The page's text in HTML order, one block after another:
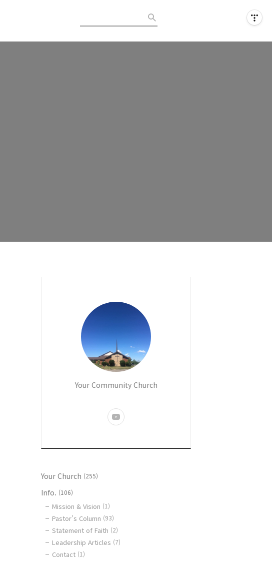
Your Community Church
Your Church (255)
Info. (106)
Mission & Vision (1)
Pastor's Column (93)
Statement of Faith (2)
Leadership Articles (7)
Contact (1)